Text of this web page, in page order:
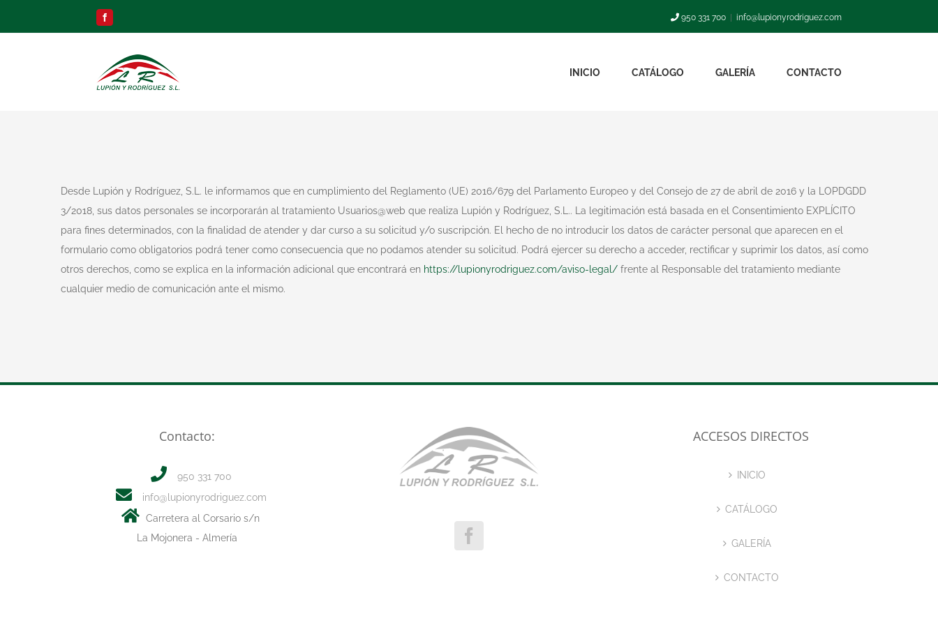
Facebook 950 331 700 info@lupionyrodriguez.com
INICIO CATÁLOGO GALERÍA CONTACTO
Desde Lupión y Rodríguez, S.L. le informamos que en cumplimiento del Reglamento (UE) 2016/679 del Parlamento Europeo y del Consejo de 27 de abril de 2016 y la LOPDGDD
3/2018, sus datos personales se incorporarán al tratamiento Usuarios@web que realiza Lupión y Rodríguez, S.L.. La legitimación está basada en el Consentimiento EXPLÍCITO
para fines determinados, con la finalidad de atender y dar curso a su solicitud y/o suscripción. El hecho de no introducir los datos de carácter personal que aparecen en el
formulario como obligatorios podrá tener como consecuencia que no podamos atender su solicitud. Podrá ejercer su derecho a acceder, rectificar y suprimir los datos, así como
otros derechos, como se explica en la información adicional que encontrará en https://lupionyrodriguez.com/aviso-legal/ frente al Responsable del tratamiento mediante
cualquier medio de comunicación ante el mismo.
Contacto:
950 331 700
info@lupionyrodriguez.com
Carretera al Corsario s/n
La Mojonera - Almería
ACCESOS DIRECTOS
INICIO
CATÁLOGO
GALERÍA
CONTACTO